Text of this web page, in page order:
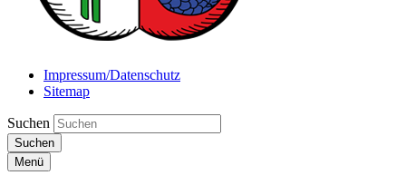
Impressum/Datenschutz
Sitemap
Suchen
Suchen
Menü